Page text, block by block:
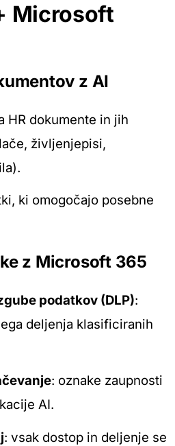
Microsoft
z AI
HR dokumente in jih
življenjepisi,
ki omogočajo posebne
z Microsoft 365
podatkov (DLP):
deljenja klasificiranih
: oznake zaupnosti
AI.
: vsak dostop in deljenje se